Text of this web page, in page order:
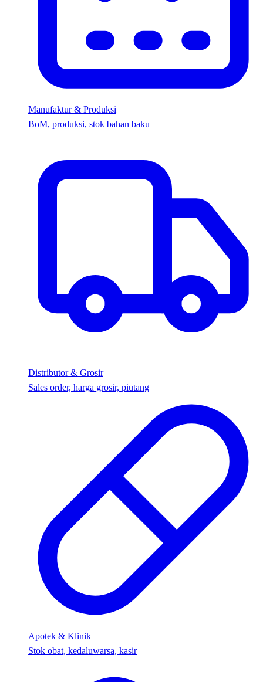
Manufaktur & Produksi
BoM, produksi, stok bahan baku
Distributor & Grosir
Sales order, harga grosir, piutang
Apotek & Klinik
Stok obat, kedaluwarsa, kasir